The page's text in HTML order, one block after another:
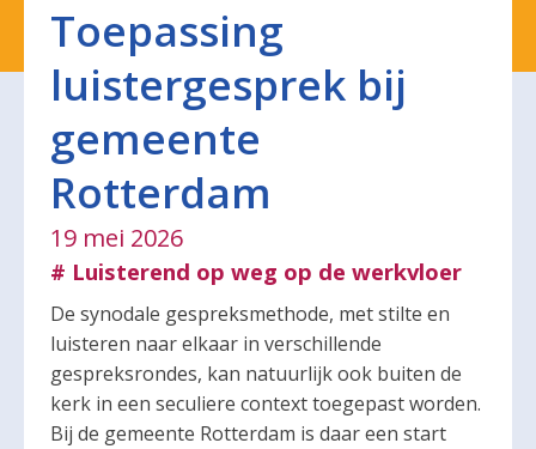
Toepassing
luistergesprek bij
gemeente
Rotterdam
19 mei 2026
# Luisterend op weg op de werkvloer
De synodale gespreksmethode, met stilte en
luisteren naar elkaar in verschillende
gespreksrondes, kan natuurlijk ook buiten de
kerk in een seculiere context toegepast worden.
Bij de gemeente Rotterdam is daar een start